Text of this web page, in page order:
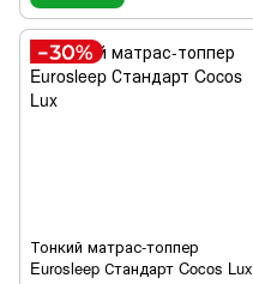
Тонкий матрас-топпер
Eurosleep Стандарт Cocos Lux